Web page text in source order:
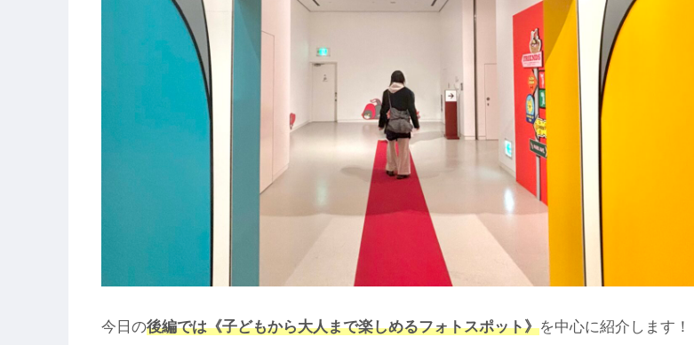
今日の後編では《子どもから大人まで楽しめるフォトスポット》を中心に紹介します！